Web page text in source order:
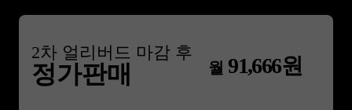
2차 얼리버드 마감 후
정가판매 월 91,666원